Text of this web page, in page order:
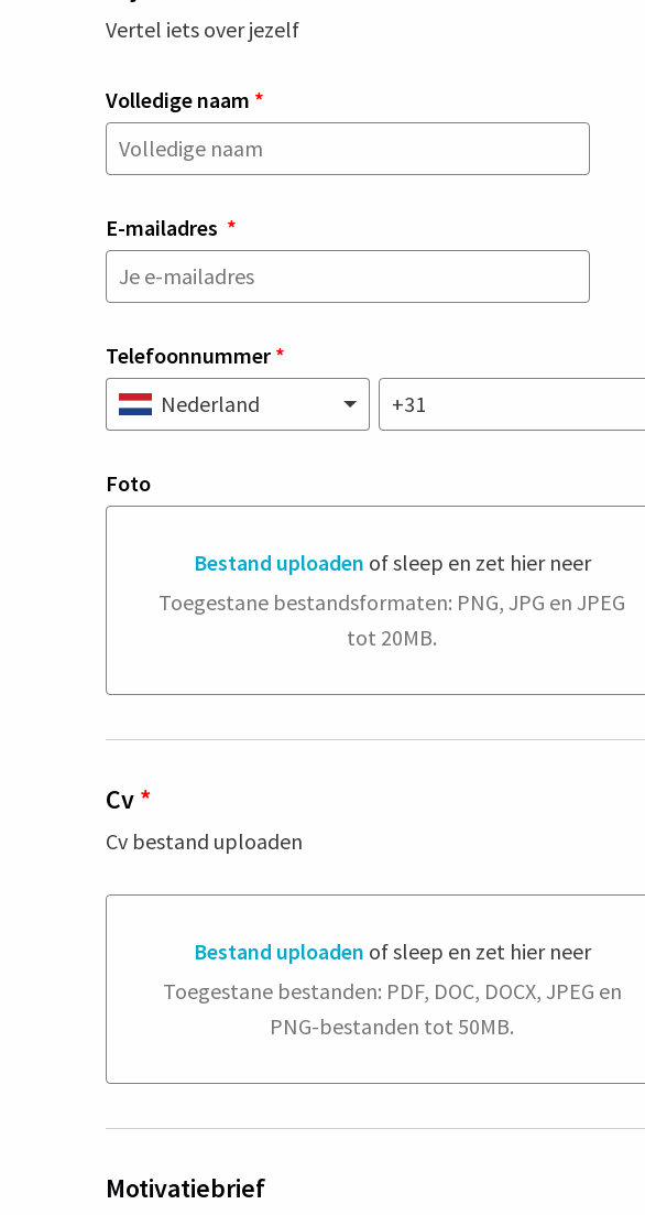
Vertel iets over jezelf
Volledige naam *
E-mailadres *
Telefoonnummer *
Nederland
Foto
Bestand uploaden of sleep en zet hier neer
Bestand uploaden of sleep en zet hier neer
Toegestane bestandsformaten: PNG, JPG en JPEG
tot 20MB.
Cv*
Cv bestand uploaden
Bestand uploaden of sleep en zet hier neer
Bestand uploaden of sleep en zet hier neer
Toegestane bestanden: PDF, DOC, DOCX, JPEG en
PNG-bestanden tot 50MB.
Motivatiebrief